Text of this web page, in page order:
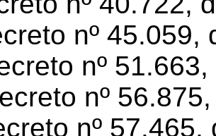
nº
nº
nº
nº